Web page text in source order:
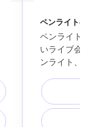
ペンライトの
ペンライト
いライブ会
ンライト、
壁紙向け、
ゴなし。